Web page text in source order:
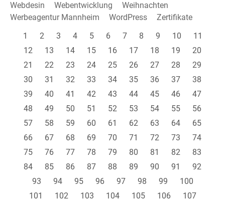
Webdesin
Webentwicklung
Weihnachten
Werbeagentur Mannheim
WordPress
Zertifikate
1
2 3 4 5 6 7 8 9 10
11
12
13 14 15 16 17 18 19
20
21
22 23 24 25 26 27 28
29
30
31 32 33 34 35 36 37
38
39
40 41 42 43 44 45 46
47
48
49 50 51 52 53 54 55
56
57
58 59 60 61 62 63 64
65
66
67 68 69 70 71 72 73
74
75
76 77 78 79 80 81 82
83
84
85 86 87 88 89 90 91
92
93
94 95 96 97 98 99
100
101
102 103 104 105 106
107